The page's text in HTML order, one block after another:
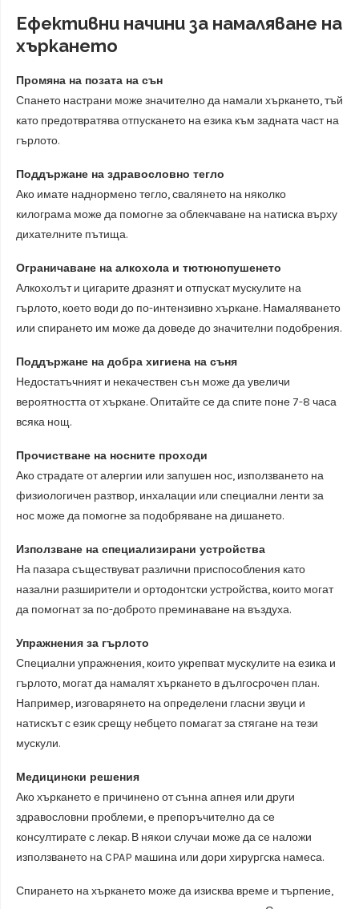
Ефективни начини за намаляване на
хъркането
Промяна на позата на сън
Спането настрани може значително да намали хъркането, тъй
като предотвратява отпускането на езика към задната част на
гърлото.
Поддържане на здравословно тегло
Ако имате наднормено тегло, свалянето на няколко
килограма може да помогне за облекчаване на натиска върху
дихателните пътища.
Ограничаване на алкохола и тютюнопушенето
Алкохолът и цигарите дразнят и отпускат мускулите на
гърлото, което води до по-интензивно хъркане. Намаляването
или спирането им може да доведе до значителни подобрения.
Поддържане на добра хигиена на съня
Недостатъчният и некачествен сън може да увеличи
вероятността от хъркане. Опитайте се да спите поне 7-8 часа
всяка нощ.
Прочистване на носните проходи
Ако страдате от алергии или запушен нос, използването на
физиологичен разтвор, инхалации или специални ленти за
нос може да помогне за подобряване на дишането.
Използване на специализирани устройства
На пазара съществуват различни приспособления като
назални разширители и ортодонтски устройства, които могат
да помогнат за по-доброто преминаване на въздуха.
Упражнения за гърлото
Специални упражнения, които укрепват мускулите на езика и
гърлото, могат да намалят хъркането в дългосрочен план.
Например, изговарянето на определени гласни звуци и
натискът с език срещу небцето помагат за стягане на тези
мускули.
Медицински решения
Ако хъркането е причинено от сънна апнея или други
здравословни проблеми, е препоръчително да се
консултирате с лекар. В някои случаи може да се наложи
използването на CPAP машина или дори хирургска намеса.
Спирането на хъркането може да изисква време и търпение,